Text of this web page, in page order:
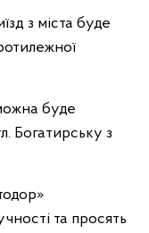
з міста буде
буде
Богатирську з
та просять